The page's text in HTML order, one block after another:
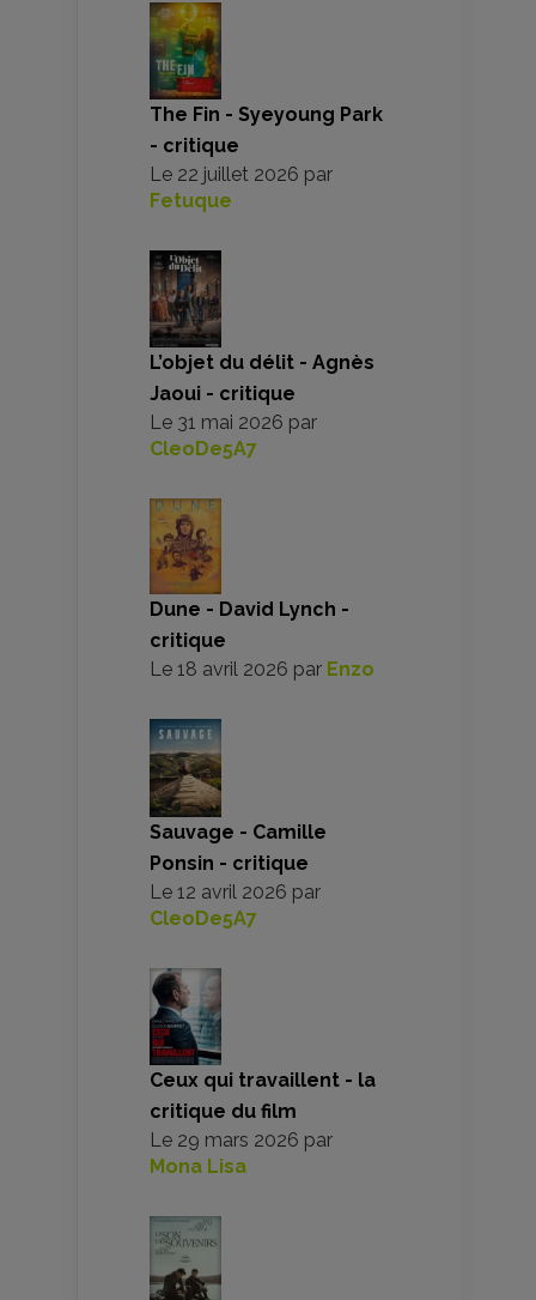
The Fin - Syeyoung Park
- critique
Le 22 juillet 2026 par
Fetuque
L’objet du délit - Agnès
Jaoui - critique
Le 31 mai 2026 par
CleoDe5A7
Dune - David Lynch -
critique
Le 18 avril 2026 par Enzo
Sauvage - Camille
Ponsin - critique
Le 12 avril 2026 par
CleoDe5A7
Ceux qui travaillent - la
critique du film
Le 29 mars 2026 par
Mona Lisa